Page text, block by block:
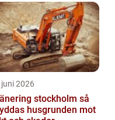
2026
stockholm så
husgrunden mot